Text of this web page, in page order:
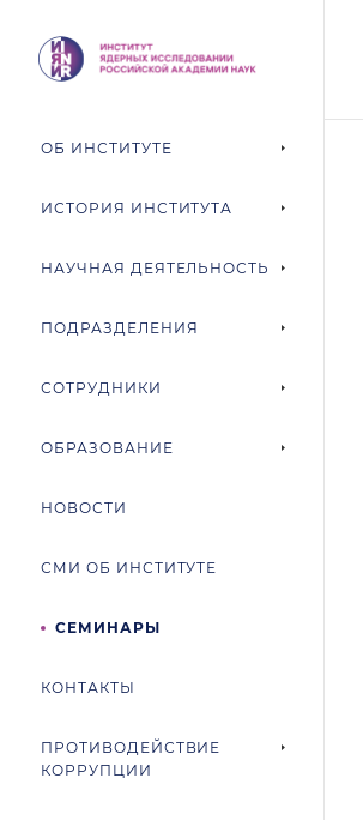
ОБ ИНСТИТУТЕ
ИСТОРИЯ ИНСТИТУТА
НАУЧНАЯ ДЕЯТЕЛЬНОСТЬ
ПОДРАЗДЕЛЕНИЯ
СОТРУДНИКИ
ОБРАЗОВАНИЕ
НОВОСТИ
СМИ ОБ ИНСТИТУТЕ
СЕМИНАРЫ
КОНТАКТЫ
ПРОТИВОДЕЙСТВИЕ
КОРРУПЦИИ